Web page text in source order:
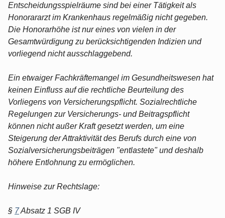
Entscheidungsspielräume sind bei einer Tätigkeit als
Honorararzt im Krankenhaus regelmäßig nicht gegeben.
Die Honorarhöhe ist nur eines von vielen in der
Gesamtwürdigung zu berücksichtigenden Indizien und
vorliegend nicht ausschlaggebend.
Ein etwaiger Fachkräftemangel im Gesundheitswesen hat
keinen Einfluss auf die rechtliche Beurteilung des
Vorliegens von Versicherungspflicht. Sozialrechtliche
Regelungen zur Versicherungs- und Beitragspflicht
können nicht außer Kraft gesetzt werden, um eine
Steigerung der Attraktivität des Berufs durch eine von
Sozialversicherungsbeiträgen "entlastete" und deshalb
höhere Entlohnung zu ermöglichen.
Hinweise zur Rechtslage:
§ 7Absatz 1 SGB IV